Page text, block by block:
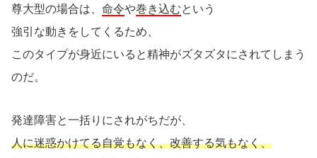
尊大型の場合は、 命令や巻き込むという
強引な動きをしてくるため、
このタイプが身近にいると精神がズタズタにされてしまう
のだ。
発達障害と一括りにされがちだが、
人に迷惑かけてる自覚もなく、改善する気もなく、